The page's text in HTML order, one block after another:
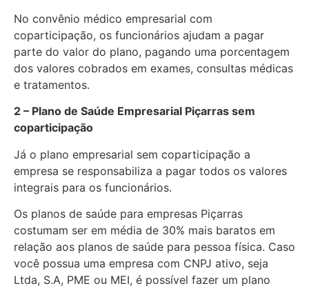
No convênio médico empresarial com
coparticipação, os funcionários ajudam a pagar
parte do valor do plano, pagando uma porcentagem
dos valores cobrados em exames, consultas médicas
e tratamentos.
2 – Plano de Saúde Empresarial Piçarras sem
coparticipação
Já o plano empresarial sem coparticipação a
empresa se responsabiliza a pagar todos os valores
integrais para os funcionários.
Os planos de saúde para empresas Piçarras
costumam ser em média de 30% mais baratos em
relação aos planos de saúde para pessoa física. Caso
você possua uma empresa com CNPJ ativo, seja
Ltda, S.A, PME ou MEI, é possível fazer um plano